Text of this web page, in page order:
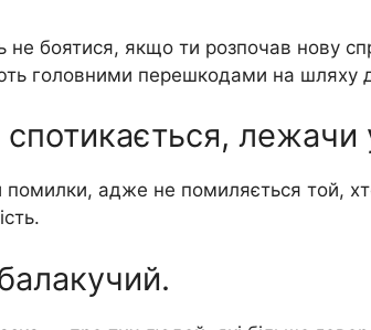
не боятися, якщо ти розпочав нову
головними перешкодами на шляху
спотикається, лежачи
помилки, адже не помиляється той,